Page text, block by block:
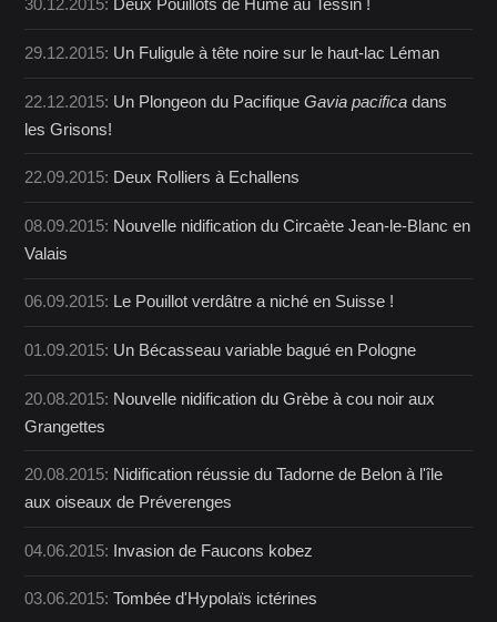
30.12.2015: Deux Pouillots de Hume au Tessin !
29.12.2015: Un Fuligule à tête noire sur le haut-lac Léman
22.12.2015: Un Plongeon du PacifiqueGavia pacifica dans
les Grisons!
22.09.2015: Deux Rolliers à Echallens
08.09.2015: Nouvelle nidification du Circaète Jean-le-Blanc en
Valais
06.09.2015: Le Pouillot verdâtre a niché en Suisse !
01.09.2015: Un Bécasseau variable bagué en Pologne
20.08.2015: Nouvelle nidification du Grèbe à cou noir aux
Grangettes
20.08.2015: Nidification réussie du Tadorne de Belon à l'île
aux oiseaux de Préverenges
04.06.2015: Invasion de Faucons kobez
03.06.2015:Tombée d'Hypolaïs ictérines